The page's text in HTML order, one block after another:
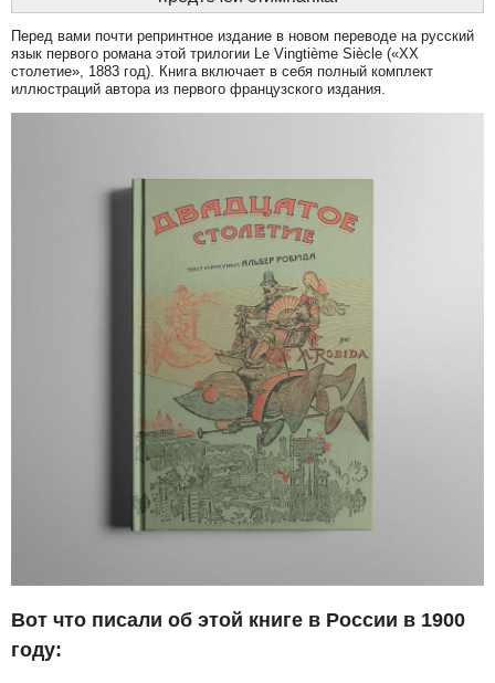
Перед вами почти репринтное издание в новом переводе на русский
язык первого романа этой трилогии Le Vingtième Siècle («XX
столетие», 1883 год). Книга включает в себя полный комплект
иллюстраций автора из первого французского издания.
Вот что писали об этой книге в России в 1900
году: